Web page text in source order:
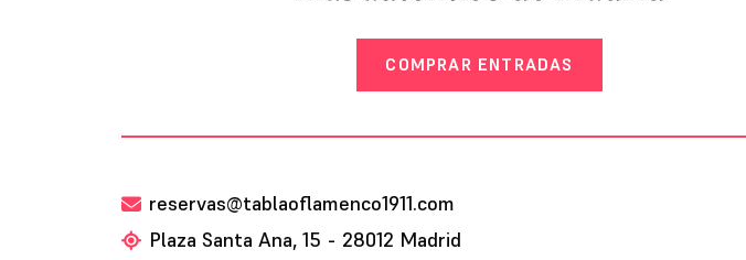
COMPRAR ENTRADAS
reservas@tablaoflamenco1911.com
Plaza Santa Ana, 15 - 28012 Madrid